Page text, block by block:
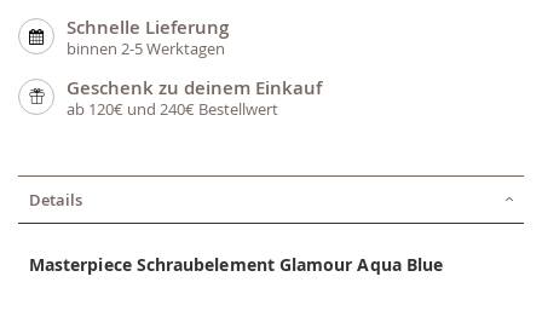
Schnelle Lieferung
binnen 2-5 Werktagen
Geschenk zu deinem Einkauf
ab 120€ und 240€ Bestellwert
Details
Masterpiece Schraubelement Glamour Aqua Blue